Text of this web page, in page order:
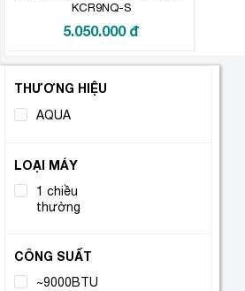
KCR9NQ-S
5.050.000 đ
THƯƠNG HIỆU
AQUA
LOẠI MÁY
1 chiều
thường
CÔNG SUẤT
~9000BTU